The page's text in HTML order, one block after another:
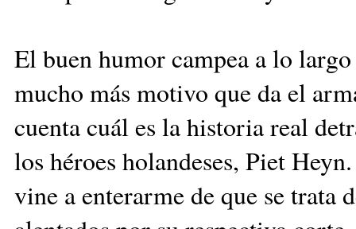
El buen humor campea a lo
mucho más motivo que da el
cuenta cuál es la historia real
los héroes holandeses, Piet
vine a enterarme de que se trata